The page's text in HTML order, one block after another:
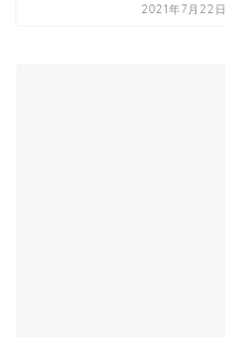
2021年7月22日